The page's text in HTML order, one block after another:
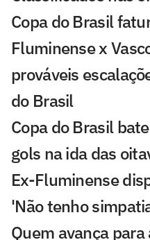
Copa do Brasil
Fluminense x
prováveis
do Brasil
Copa do Brasil
gols na ida das
Ex-Fluminense
'Não tenho
Quem avança